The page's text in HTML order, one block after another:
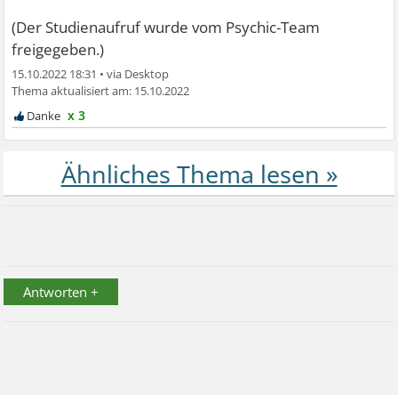
(Der Studienaufruf wurde vom Psychic-Team
freigegeben.)
15.10.2022 18:31 •
15.10.2022
x 3
Antworten +